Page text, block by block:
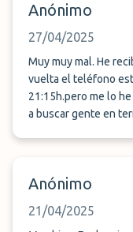
y media y dos horas.
dijeron que estaban
pasada otra media
imprevisto, que
casi otra hora,
un mismo coche o
del coche fue
cosa puntual que ya
Anónimo
27/04/2025
Muy muy mal. He
vuelta el teléfono
21:15h.pero me lo
a buscar gente en
denunciar.
Anónimo
21/04/2025